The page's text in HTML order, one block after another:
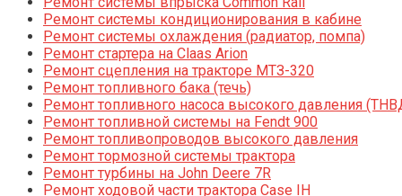
Ремонт системы кондиционирования в кабине
Ремонт системы охлаждения (радиатор, помпа)
Ремонт стартера на Claas Arion
Ремонт сцепления на тракторе МТЗ-320
Ремонт топливного бака (течь)
Ремонт топливного насоса высокого давления
Ремонт топливной системы на Fendt 900
Ремонт топливопроводов высокого давления
Ремонт тормозной системы трактора
Ремонт турбины на John Deere 7R
Ремонт ходовой части трактора Case IH